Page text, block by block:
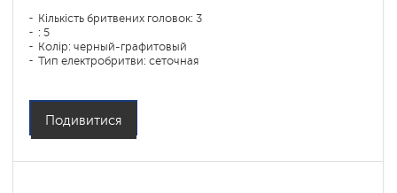
Кількість бритвених головок: 3
: 5
Колір: черный-графитовый
Тип електробритви: сеточная
Час зарядки акумулятора: 1,5
Подивитися